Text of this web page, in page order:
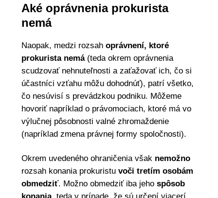
Aké oprávnenia prokurista
nemá
Naopak, medzi rozsahoprávnení, ktoré
prokurista nemá(teda okrem oprávnenia
scudzovať nehnuteľnosti a zaťažovať ich, čo si
účastníci vzťahu môžu dohodnúť), patrívšetko,
čo nesúvisí s prevádzkou podniku. Môžeme
hovoriť napríklad o právomociach, ktoré má vo
výlučnej pôsobnosti valné zhromaždenie
(napríklad zmena právnej formy spoločnosti).
Okrem uvedeného ohraničenia však nemožno
rozsah konania prokuristu voči tretím osobám
obmedziť. Možno obmedziť iba jeho spôsob
konania, teda v prípade, že sú určení viacerí